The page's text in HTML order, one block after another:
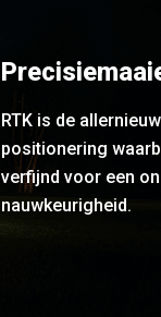
RTK is de
positionering
verfijnd voor een
nauwkeurigheid.